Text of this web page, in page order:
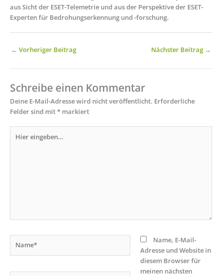
aus Sicht der ESET-Telemetrie und aus der Perspektive der ESET-
Experten für Bedrohungserkennung und -forschung.
← Vorheriger Beitrag Nächster Beitrag →
Schreibe einen Kommentar
Deine E-Mail-Adresse wird nicht veröffentlicht. Erforderliche
Felder sind mit* markiert
eingeben…
Name, E-Mail-
Adresse und Website in
diesem Browser für
meinen nächsten